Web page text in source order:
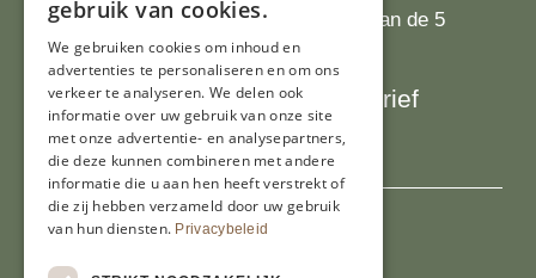
Onze klanten waarderen ons met 4.9 van de 5
sterren
Schrijf je in voor onze nieuwsbrief
E-mailadres
gebruik van cookies.
We gebruiken cookies om inhoud en
advertenties te personaliseren en om ons
verkeer te analyseren. We delen ook
informatie over uw gebruik van onze site
met onze advertentie- en analysepartners,
die deze kunnen combineren met andere
informatie die u aan hen heeft verstrekt of
die zij hebben verzameld door uw gebruik
van hun diensten. Privacybeleid